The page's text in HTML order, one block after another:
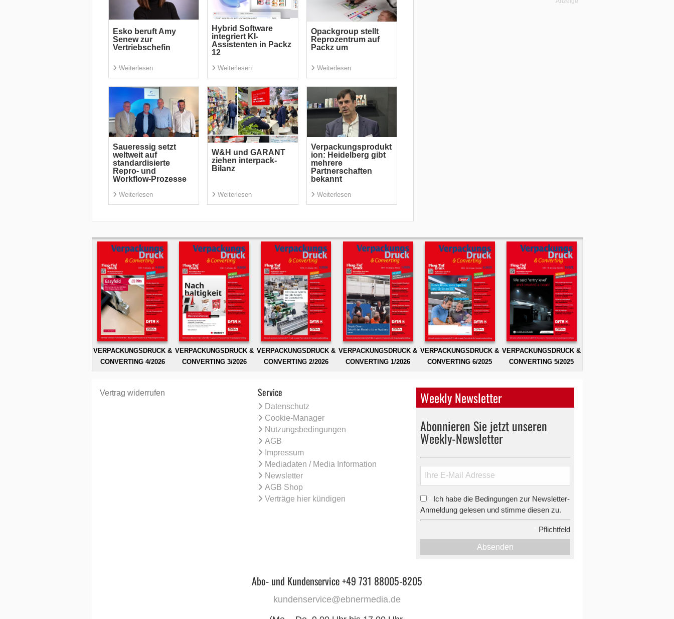
Esko beruft Amy
Senew zur
Vertriebschefin
Weiterlesen
Hybrid Software
integriert KI-
Assistenten in Packz
12
Weiterlesen
Opackgroup stellt
Reprozentrum auf
Packz um
Weiterlesen
Saueressig setzt
weltweit auf
standardisierte
Repro- und
Workflow-Prozesse
Weiterlesen
W&H und GARANT
ziehen interpack-
Bilanz
Weiterlesen
Verpackungsprodukt
ion: Heidelberg gibt
mehrere
Partnerschaften
bekannt
Weiterlesen
VERPACKUNGSDRUCK &
CONVERTING 4/2026
VERPACKUNGSDRUCK &
CONVERTING 3/2026
VERPACKUNGSDRUCK &
CONVERTING 2/2026
VERPACKUNGSDRUCK &
CONVERTING 1/2026
VERPACKUNGSDRUCK &
CONVERTING 6/2025
VERPACKUNGSDRUCK &
CONVERTING 5/2025
Vertrag widerrufen Service
Datenschutz
Cookie-Manager
Nutzungsbedingungen
AGB
Impressum
Mediadaten / Media Information
Newsletter
AGB Shop
Verträge hier kündigen
Weekly Newsletter
Abonnieren Sie jetzt unseren
Weekly-Newsletter
Ich habe die Bedingungen zur Newsletter-
Anmeldung gelesen und stimme diesen zu.
Pflichtfeld
Absenden
Abo- und Kundenservice +49 731 88005-8205
kundenservice@ebnermedia.de